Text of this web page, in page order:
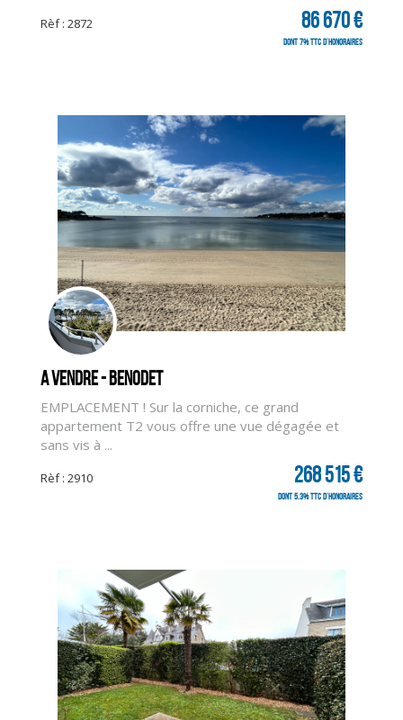
CLIQUER ICI POUR AGRANDIR
Rèf : 2872 86 670 €
dont 7% TTC d'honoraires
A vendre - BENODET
EMPLACEMENT ! Sur la corniche, ce grand
appartement T2 vous offre une vue dégagée et
sans vis à ...
Rèf : 2910 268 515 €
dont 5.3% TTC d'honoraires